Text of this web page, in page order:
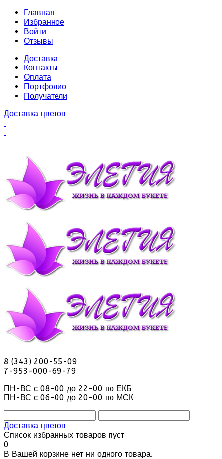
Главная
Избранное
Войти
Отзывы
Доставка
Контакты
Оплата
Портфолио
Получатели
Доставка цветов
8 (343) 200-55-09
7-953-000-69-79
ПН-ВС с 08-00 до 22-00 по ЕКБ
ПН-ВС с 06-00 до 20-00 по МСК
Доставка цветов
Список избранных товаров пуст
0
В Вашей корзине нет ни одного товара.